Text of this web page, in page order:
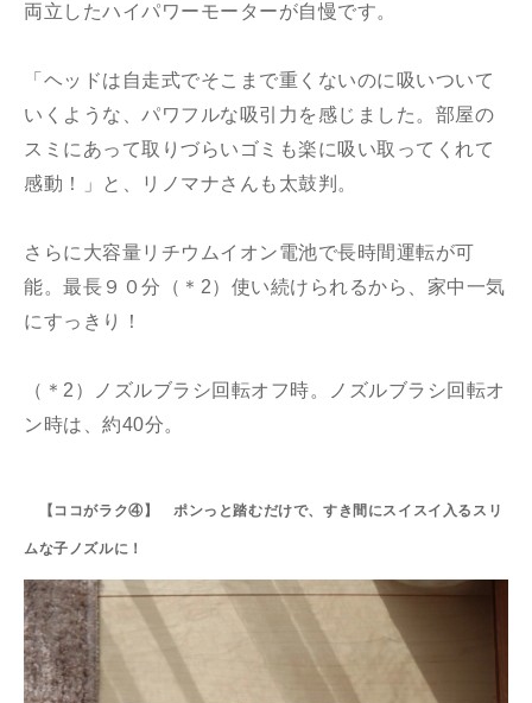
両立したハイパワーモーターが自慢です。
「ヘッドは自走式でそこまで重くないのに吸いついて
いくような、パワフルな吸引力を感じました。部屋の
スミにあって取りづらいゴミも楽に吸い取ってくれて
感動！」と、リノマナさんも太鼓判。
さらに大容量リチウムイオン電池で長時間運転が可
能。最長９０分（＊2）使い続けられるから、家中一気
にすっきり！
（＊2）ノズルブラシ回転オフ時。ノズルブラシ回転オ
ン時は、約40分。
【ココがラク④】 ポンっと踏むだけで、すき間にスイスイ入るスリ
ムな子ノズルに！